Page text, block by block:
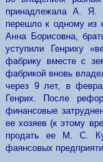
принадлежала А. Я.
перешло к одному из
Анна Борисовна,
уступили Генриху
фабрику вместе с
фабрикой вновь
через 9 лет, в
Генрих. После
финансовые
ее хозяев (к этому
продать ее М. С.
фаянсовых